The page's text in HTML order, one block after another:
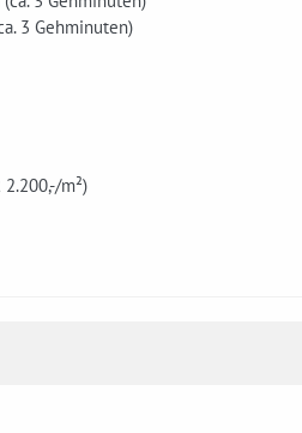
3 Gehminuten)
m²)